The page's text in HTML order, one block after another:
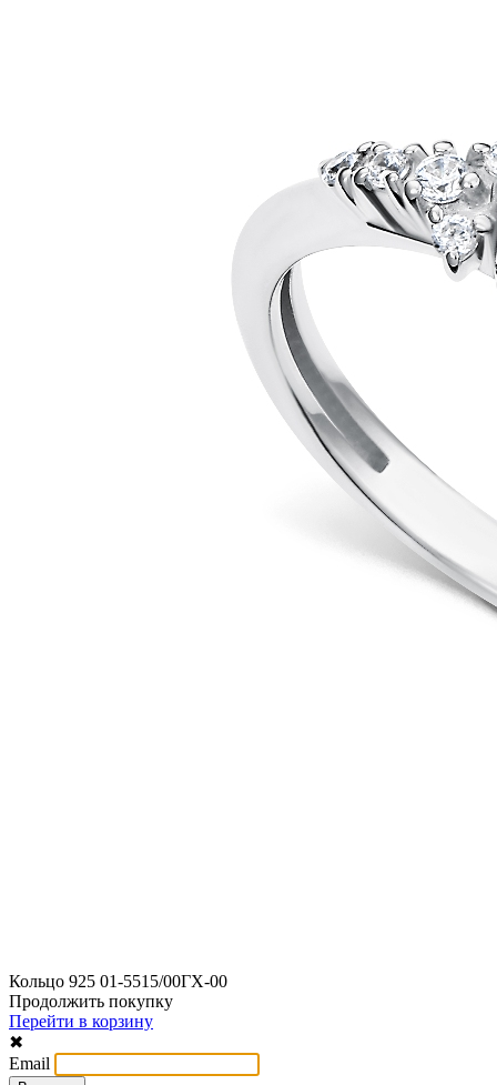
Кольцо 925 01-5515/00ГХ-00
Продолжить покупку
Перейти в корзину
✖
Email